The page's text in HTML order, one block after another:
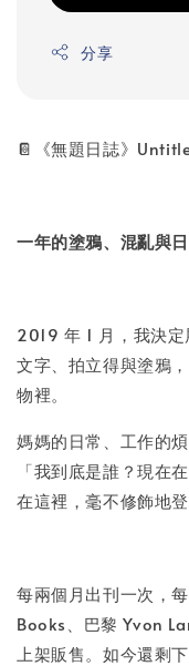
分享
📔《無題日誌》
一年的塗鴉、混亂與
2019 年 1 月，我決
文字、拍立得與塗鴉
物裡。
媽媽的日常、工作的
「我到底是誰？現在
在這裡，毫不修飾地登
每兩個月出刊一次，
Books、巴黎 Yvon
上架販售。如今還剩